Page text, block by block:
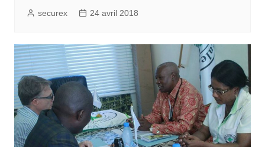
securex 24 avril 2018